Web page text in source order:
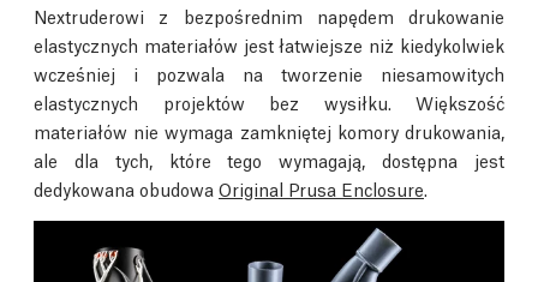
Nextruderowi z bezpośrednim napędem drukowanie
elastycznych materiałów jest łatwiejsze niż kiedykolwiek
wcześniej i pozwala na tworzenie niesamowitych
elastycznych projektów bez wysiłku. Większość
materiałów nie wymaga zamkniętej komory drukowania,
ale dla tych, które tego wymagają, dostępna jest
dedykowana obudowa Original Prusa Enclosure